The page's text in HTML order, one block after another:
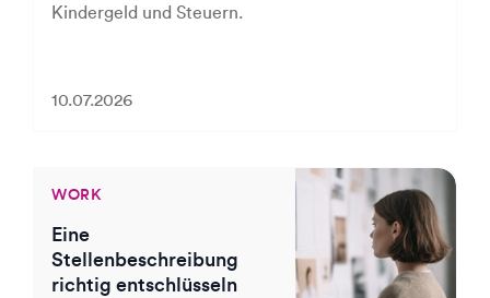
Kindergeld und Steuern.
10.07.2026
WORK
Eine
Stellenbeschreibung
richtig entschlüsseln